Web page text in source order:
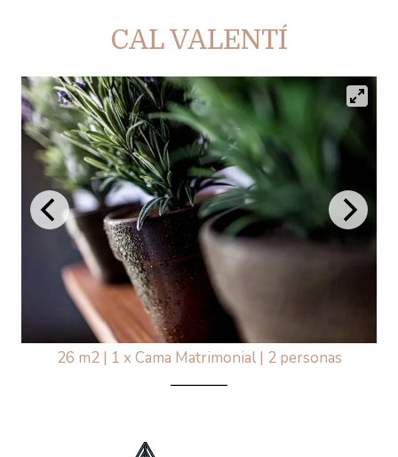
CAL VALENTÍ
26 m2 | 1 x Cama Matrimonial | 2 personas